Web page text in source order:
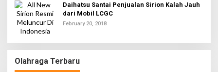
Daihatsu Santai Penjualan Sirion Kalah Jauh
dari Mobil LCGC
February 20, 2018
Olahraga Terbaru